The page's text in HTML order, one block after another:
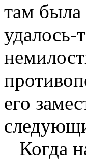
там была
удалось-
его
Когда